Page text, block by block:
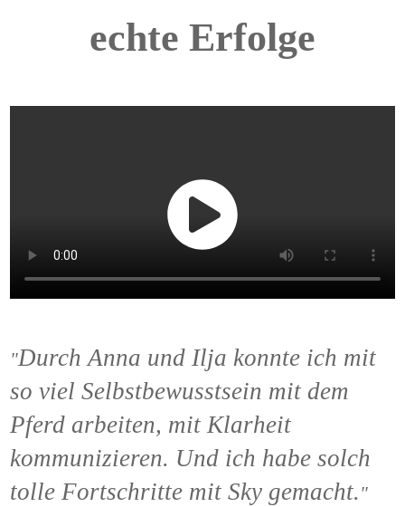
echte Erfolge
"Durch Anna und Ilja konnte ich mit
so viel Selbstbewusstsein mit dem
Pferd arbeiten, mit Klarheit
kommunizieren. Und ich habe solch
tolle Fortschritte mit Sky gemacht."